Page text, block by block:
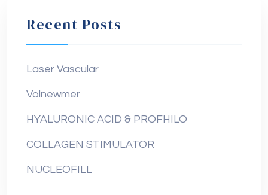
Recent Posts
Laser Vascular
Volnewmer
HYALURONIC ACID & PROFHILO
COLLAGEN STIMULATOR
NUCLEOFILL